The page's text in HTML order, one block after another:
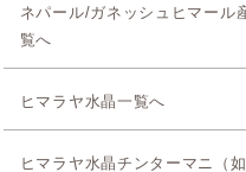
ネパール/ガネッシュヒマール
覧へ
ヒマラヤ水晶一覧へ
ヒマラヤ水晶チンターマニ（